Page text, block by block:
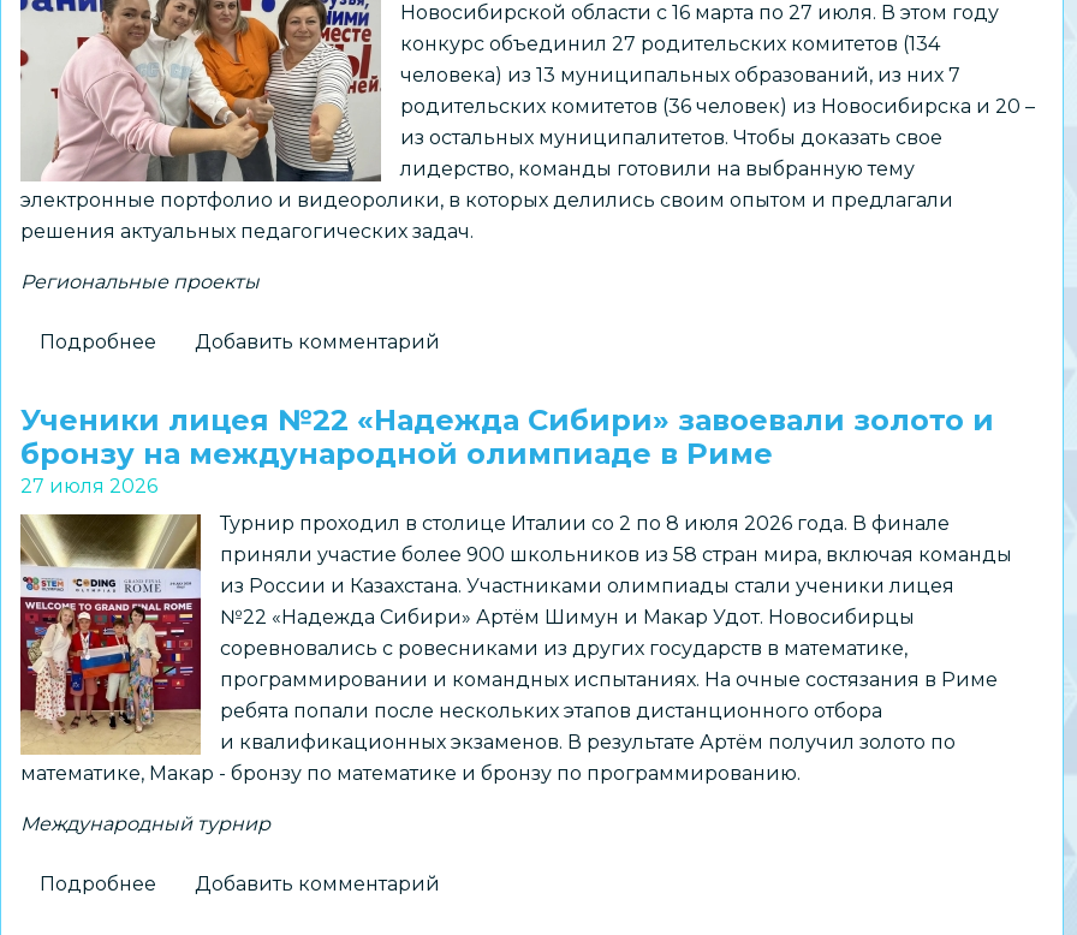
по
космической
робототехнике
Новосибирской области с 16 марта по 27 июля. В этом году
конкурс объединил 27 родительских комитетов (134
человека) из 13 муниципальных образований, из них 7
родительских комитетов (36 человек) из Новосибирска и 20 –
из остальных муниципалитетов. Чтобы доказать свое
лидерство, команды готовили на выбранную тему
электронные портфолио и видеоролики, в которых делились своим опытом и предлагали
решения актуальных педагогических задач.
Региональные проекты
Подробнее
новосибирских
школ
стали
призерами
регионального
конкурса
Добавить комментарий
Ученики лицея №22 «Надежда Сибири» завоевали золото и
бронзу на международной олимпиаде в Риме
27 июля 2026
Турнир проходил в столице Италии со 2 по 8 июля 2026 года. В финале
приняли участие более 900 школьников из 58 стран мира, включая команды
из России и Казахстана. Участниками олимпиады стали ученики лицея
№22 «Надежда Сибири» Артём Шимун и Макар Удот. Новосибирцы
соревновались с ровесниками из других государств в математике,
программировании и командных испытаниях. На очные состязания в Риме
ребята попали после нескольких этапов дистанционного отбора
и квалификационных экзаменов. В результате Артём получил золото по
математике, Макар - бронзу по математике и бронзу по программированию.
Международный турнир
Подробнее Добавить комментарий